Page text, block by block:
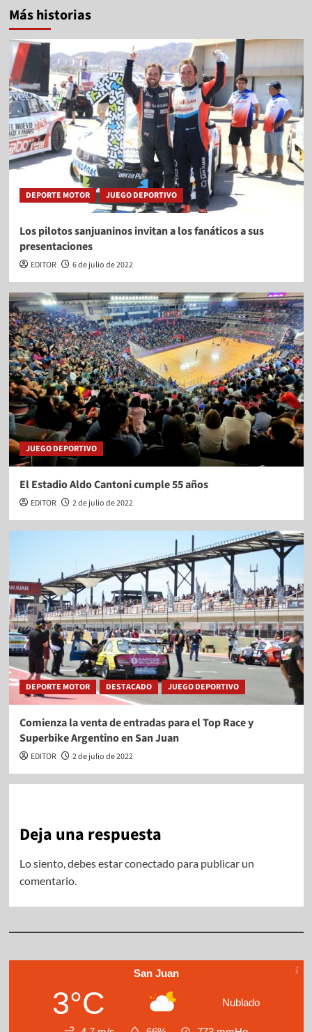
Más historias
DEPORTE MOTOR JUEGO DEPORTIVO
Los pilotos sanjuaninos invitan a los fanáticos a sus
presentaciones
EDITOR 6 de julio de 2022
JUEGO DEPORTIVO
El Estadio Aldo Cantoni cumple 55 años
EDITOR 2 de julio de 2022
DEPORTE MOTOR DESTACADO JUEGO DEPORTIVO
Comienza la venta de entradas para el Top Race y
Superbike Argentino en San Juan
EDITOR 2 de julio de 2022
Deja una respuesta
Lo siento, debes estarconectadopara publicar un
comentario.
San Juan
3°C Nublado